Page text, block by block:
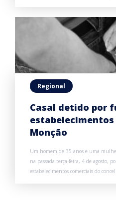
Regional
Casal detido por
Monção
Um homem de 35 anos e uma
na passada terça-feira, 4 de agosto,
estabelecimentos comerciais do